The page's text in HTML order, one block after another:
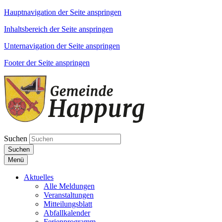
Hauptnavigation der Seite anspringen
Inhaltsbereich der Seite anspringen
Unternavigation der Seite anspringen
Footer der Seite anspringen
Suchen
Suchen
Menü
Aktuelles
Alle Meldungen
Veranstaltungen
Mitteilungsblatt
Abfallkalender